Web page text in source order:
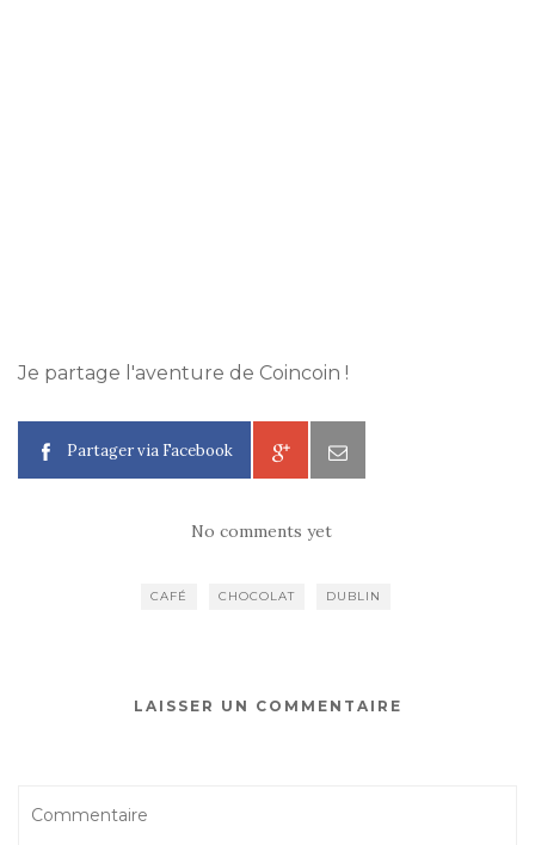
Je partage l'aventure de Coincoin !
Partager via Facebook
No comments yet
CAFÉ CHOCOLAT DUBLIN
LAISSER UN COMMENTAIRE